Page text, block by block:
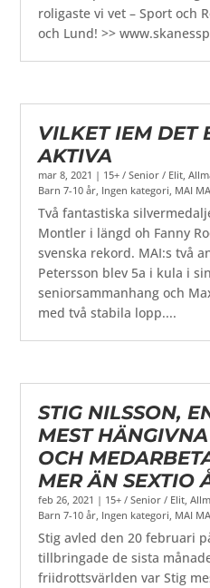
roligaste vi vet – Sport och
och Lund! >>
VILKET IEM DET
AKTIVA
mar 8, 2021 | 15+ / Senior / Elit,
Barn 7-10 år, Ingen kategori, MAI
Två fantastiska
Montler i längd oh Fanny
svenska rekord. MAI:s två
Petersson blev 5a i kula i
seniorsammanhang och
med två stabila lopp....
STIG NILSSON,
MEST
OCH
MER ÄN SEXTIO
feb 26, 2021 | 15+ / Senior / Elit,
Barn 7-10 år, Ingen kategori, MAI
Stig avled den 20 februari
tillbringade de sista
friidrottsvärlden var Stig